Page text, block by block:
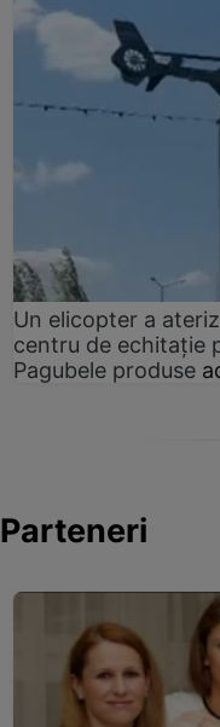
Un elicopter a
centru de echitație
Pagubele produse
Parteneri